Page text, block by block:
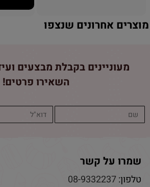
מוצרים אחרונים שנצפו
מעוניינים בקבלת מבצעים
השאירו פרטים!
שמרו על קשר
טלפון:08-9332237